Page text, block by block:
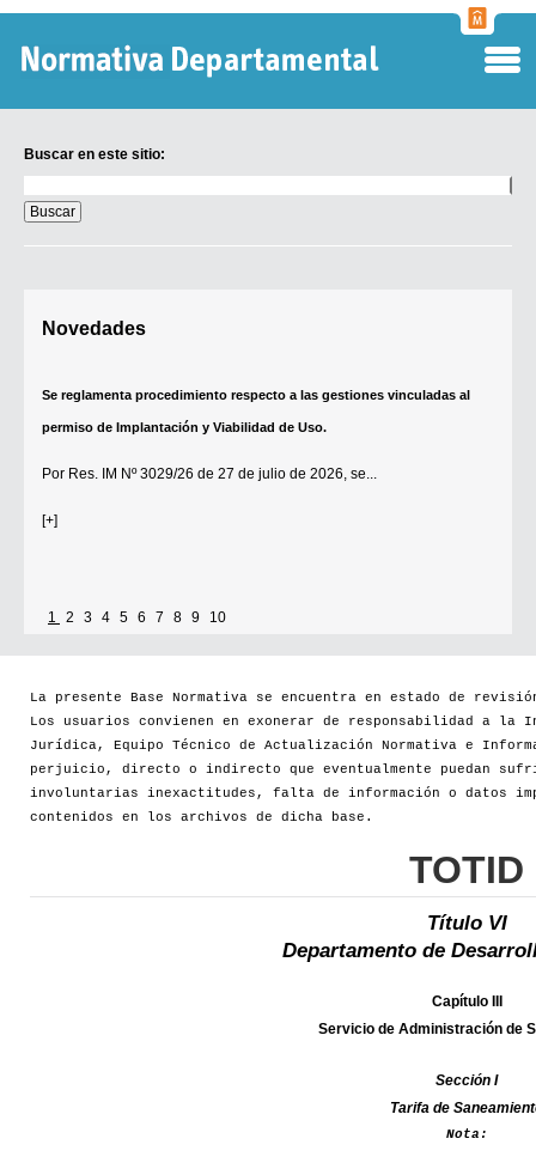
Buscar en este sitio:
en
este
sitio:
Novedades
Se reglamenta procedimiento respecto a las gestiones vinculadas al
permiso de Implantación y Viabilidad de Uso.
Por Res. IM Nº 3029/26 de 27 de julio de 2026, se...
[+]
1 2 3 4 5 6 7 8 9 10
La presente Base Normativa se encuentra en estado de
Los usuarios convienen en exonerar de responsabilidad a la
Jurídica, Equipo Técnico de Actualización Normativa e
perjuicio, directo o indirecto que eventualmente puedan
involuntarias inexactitudes, falta de información o datos
contenidos en los archivos de dicha base.
TOTID
Título VI
Departamento de
Capítulo III
Servicio de Administración de
Sección I
Tarifa de
Nota: